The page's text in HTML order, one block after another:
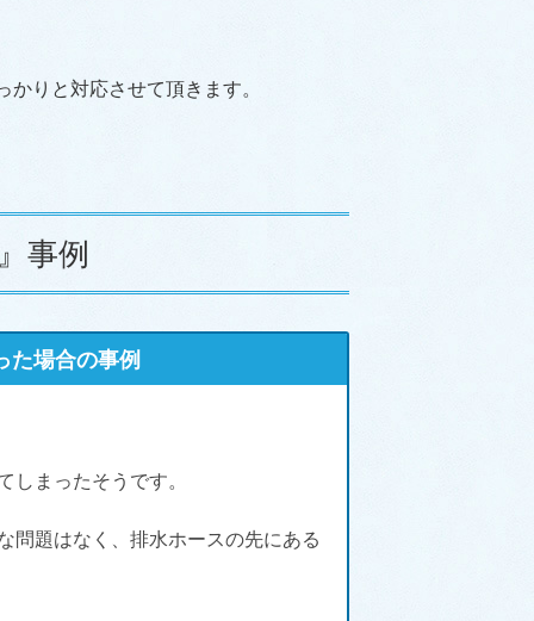
りと対応させて頂きます。
事例
た場合の事例
しまったそうです。
問題はなく、排水ホースの先にある